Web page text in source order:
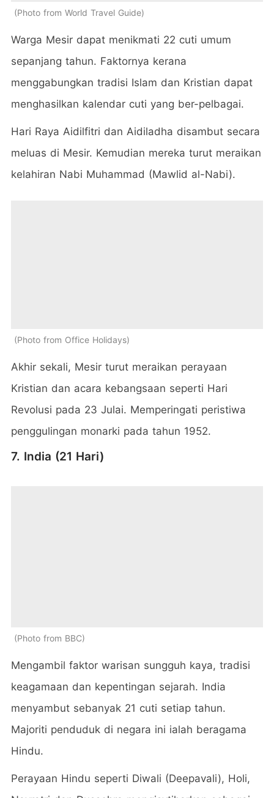
Photo from World Travel Guide
Warga Mesir dapat menikmati 22 cuti umum
sepanjang tahun. Faktornya kerana
menggabungkan tradisi Islam dan Kristian dapat
menghasilkan kalendar cuti yang ber-pelbagai.
Hari Raya Aidilfitri dan Aidiladha disambut secara
meluas di Mesir. Kemudian mereka turut meraikan
kelahiran Nabi Muhammad (Mawlid al-Nabi).
Photo from Office Holidays
Akhir sekali, Mesir turut meraikan perayaan
Kristian dan acara kebangsaan seperti Hari
Revolusi pada 23 Julai. Memperingati peristiwa
penggulingan monarki pada tahun 1952.
7. India (21 Hari)
Photo from BBC
Mengambil faktor warisan sungguh kaya, tradisi
keagamaan dan kepentingan sejarah. India
menyambut sebanyak 21 cuti setiap tahun.
Majoriti penduduk di negara ini ialah beragama
Hindu.
Perayaan Hindu seperti Diwali (Deepavali), Holi,